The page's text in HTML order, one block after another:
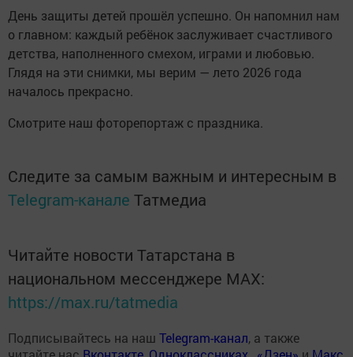
День защиты детей прошёл успешно. Он напомнил нам
о главном: каждый ребёнок заслуживает счастливого
детства, наполненного смехом, играми и любовью.
Глядя на эти снимки, мы верим — лето 2026 года
началось прекрасно.
Смотрите наш фоторепортаж с праздника.
Следите за самым важным и интересным в
Telegram-канале Татмедиа
Читайте новости Татарстана в
национальном мессенджере MАХ:
https://max.ru/tatmedia
Подписывайтесь на наш Telegram-канал, а также